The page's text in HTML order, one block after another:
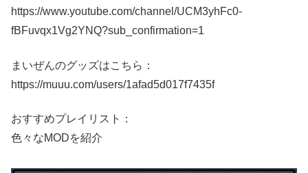
https://www.youtube.com/channel/UCM3yhFc0-
fBFuvqx1Vg2YNQ?sub_confirmation=1
まいぜんのグッズはこちら：
https://muuu.com/users/1afad5d017f7435f
おすすめプレイリスト：
色々なMODを紹介